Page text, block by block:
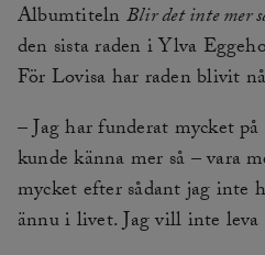
AlbumtitelnBlir det inte mer
den sista raden i Ylva
För Lovisa har raden blivit
– Jag har funderat mycket
kunde känna mer så – vara
mycket efter sådant jag inte
ännu i livet. Jag vill inte